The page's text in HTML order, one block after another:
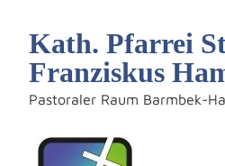
Kath. Pfarrei
Franziskus
Pastoraler Raum Barmbek-